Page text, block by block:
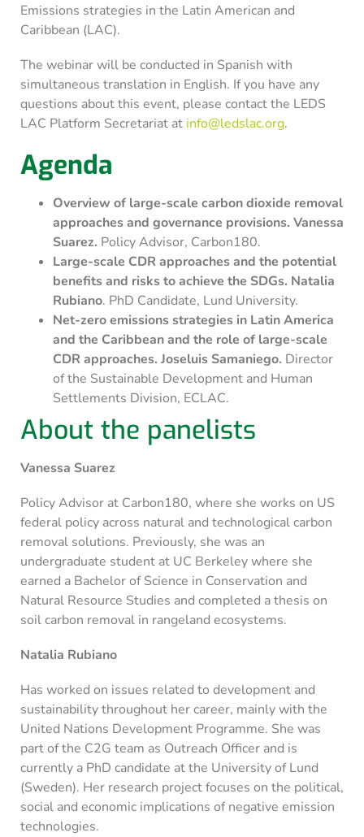
Emissions strategies in the Latin American and
Caribbean (LAC).
The webinar will be conducted in Spanish with
simultaneous translation in English. If you have any
questions about this event, please contact the LEDS
LAC Platform Secretariat at info@ledslac.org.
Agenda
Overview of large-scale carbon dioxide removal
approaches and governance provisions. Vanessa
Suarez. Policy Advisor, Carbon180.
Large-scale CDR approaches and the potential
benefits and risks to achieve the SDGs. Natalia
Rubiano. PhD Candidate, Lund University.
Net-zero emissions strategies in Latin America
and the Caribbean and the role of large-scale
CDR approaches. Joseluis Samaniego. Director
of the Sustainable Development and Human
Settlements Division, ECLAC.
About the panelists
Vanessa Suarez
Policy Advisor at Carbon180, where she works on US
federal policy across natural and technological carbon
removal solutions. Previously, she was an
undergraduate student at UC Berkeley where she
earned a Bachelor of Science in Conservation and
Natural Resource Studies and completed a thesis on
soil carbon removal in rangeland ecosystems.
Natalia Rubiano
Has worked on issues related to development and
sustainability throughout her career, mainly with the
United Nations Development Programme. She was
part of the C2G team as Outreach Officer and is
currently a PhD candidate at the University of Lund
(Sweden). Her research project focuses on the political,
social and economic implications of negative emission
technologies.